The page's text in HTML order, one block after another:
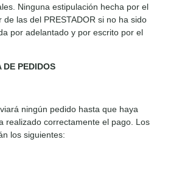
Ninguna estipulación hecha por el
de las del PRESTADOR si no ha sido
por adelantado y por escrito por el
DE PEDIDOS
ningún pedido hasta que haya
realizado correctamente el pago. Los
los siguientes: